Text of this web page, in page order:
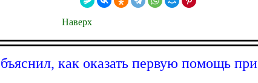
Наверх
как оказать первую помощь при